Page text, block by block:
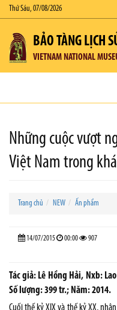
Thứ Sáu, 07/08/2026
BẢO TÀNG LỊCH
VIETNAM NATIONAL
Những cuộc vượt
Việt Nam trong
Trang chủ NEW Ấn phẩm
14/07/2015 00:00 907
Tác giả: Lê Hồng Hải, Nxb:
Số lượng: 399 tr.; Năm: 2014.
Cuối thế kỷ XIX và thế kỷ XX,